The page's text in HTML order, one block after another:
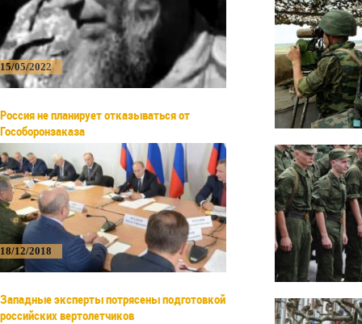
15/05/2022
Россия не планирует отказываться от
Гособоронзаказа
18/12/2018
Западные эксперты потрясены подготовкой
российских вертолетчиков